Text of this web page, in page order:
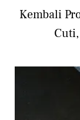
Kembali